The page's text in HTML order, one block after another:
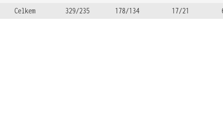
Celkem
329/235 178/134 17/21